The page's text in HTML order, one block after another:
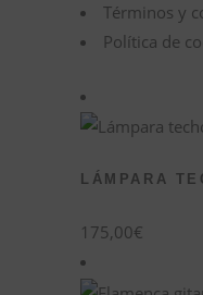
Términos y
Política de
LÁMPARA
175,00€